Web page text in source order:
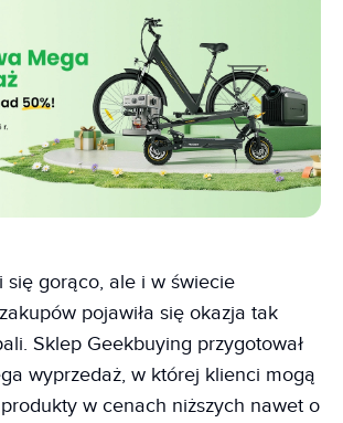
się gorąco, ale i w świecie
pojawiła się okazja tak
Sklep Geekbuying przygotował
wyprzedaż, w której klienci mogą
w cenach niższych nawet o